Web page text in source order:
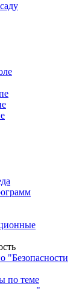
"Безопасности
по теме